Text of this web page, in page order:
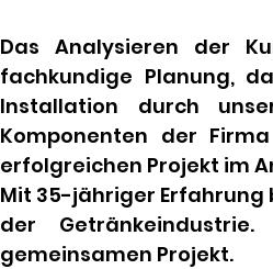
Das Analysieren der
fachkundige Planung,
Installation durch
Komponenten der
erfolgreichen Projekt im
Mit 35-jähriger Erfahrung
der
gemeinsamen Projekt.